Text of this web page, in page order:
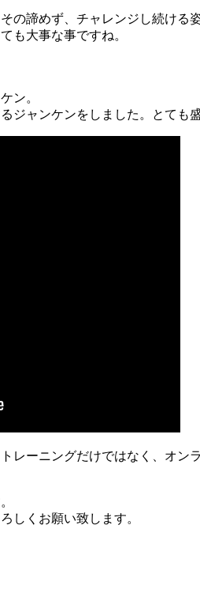
の諦めず、チャレンジし続ける
も大事な事ですね。
ン。
ジャンケンをしました。とても
レーニングだけではなく、オン
しくお願い致します。